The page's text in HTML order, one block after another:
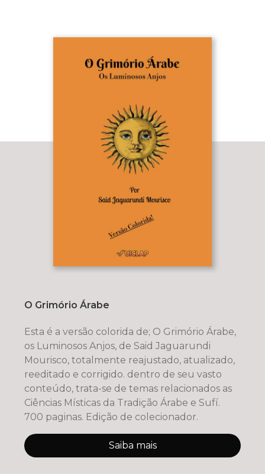
O Grimório Árabe
Esta é a versão colorida de; O Grimório Árabe,
os Luminosos Anjos, de Said Jaguarundi
Mourisco, totalmente reajustado, atualizado,
reeditado e corrigido. dentro de seu vasto
conteúdo, trata-se de temas relacionados as
Ciências Místicas da Tradição Árabe e Sufí.
700 paginas. Edição de colecionador.
Saiba mais